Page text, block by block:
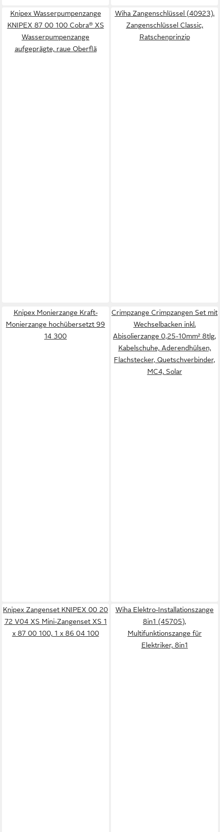
Knipex Wasserpumpenzange
KNIPEX 87 00 100 Cobra® XS
Wasserpumpenzange
aufgeprägte, raue Oberflä
Wiha Zangenschlüssel (40923),
Zangenschlüssel Classic,
Ratschenprinzip
Knipex Monierzange Kraft-
Monierzange hochübersetzt 99
14 300
Crimpzange Crimpzangen Set mit
Wechselbacken inkl.
Abisolierzange 0,25-10mm² 8tlg,
Kabelschuhe, Aderendhülsen,
Flachstecker, Quetschverbinder,
MC4, Solar
Knipex Zangenset KNIPEX 00 20
72 V04 XS Mini-Zangenset XS 1
x 87 00 100, 1 x 86 04 100
Wiha Elektro-Installationszange
8in1 (45705),
Multifunktionszange für
Elektriker, 8in1